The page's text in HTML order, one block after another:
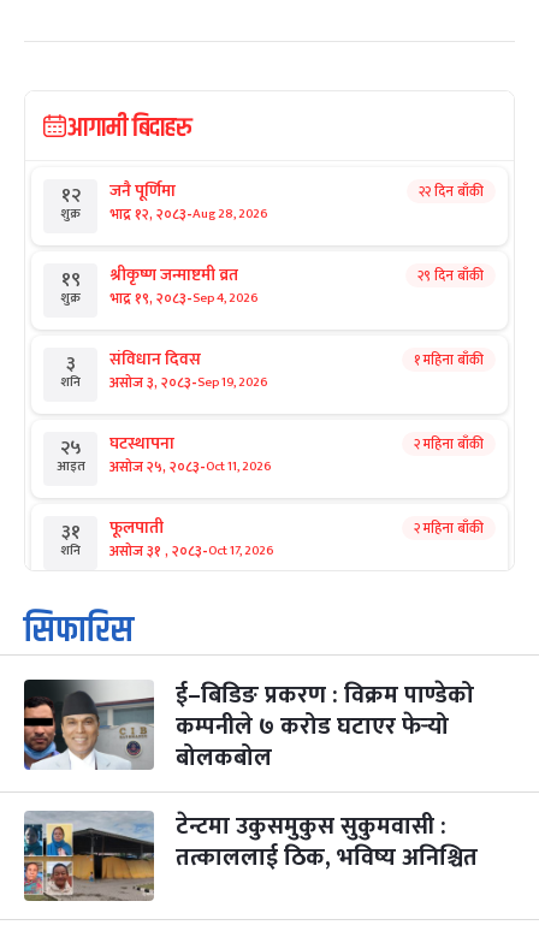
आगामी बिदाहरु
१२
शुक्र
जनै पूर्णिमा
भाद्र १२, २०८३-Aug 28, 2026
२२ दिन बाँकी
१९
शुक्र
श्रीकृष्ण जन्माष्टमी व्रत
भाद्र १९, २०८३-Sep 4, 2026
२९ दिन बाँकी
३
शनि
संविधान दिवस
असोज ३, २०८३-Sep 19, 2026
१ महिना बाँकी
२५
आइत
घटस्थापना
असोज २५, २०८३-Oct 11, 2026
२ महिना बाँकी
३१
शनि
फूलपाती
असोज ३१ , २०८३-Oct 17, 2026
२ महिना बाँकी
१
आइत
कार्तिक सङ्क्रान्ति
कार्तिक १, २०८३
३
मंगल
महानवमी
कार्तिक ३, २०८३-Oct 20, 2026
२ महिना बाँकी
४
५
बिहि
पापा‌ङ्कुशा एकादशी व्रत
कार्तिक ५, २०८३
२ महिना बाँकी
सिफारिस
ई–बिडिङ प्रकरण : विक्रम पाण्डेको
कम्पनीले ७ करोड घटाएर फेर्‍यो
बोलकबोल
टेन्टमा उकुसमुकुस सुकुमवासी :
तत्काललाई ठिक, भविष्य अनिश्चित